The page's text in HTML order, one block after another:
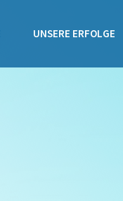
UNSERE ERFOLGE